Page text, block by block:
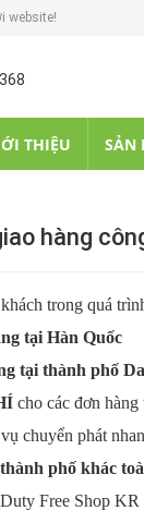
website!
THIỆU SẢN
hàng
trong quá
tại Hàn Quốc
tại thành phố
cho các đơn
chuyển phát
phố khác
Free Shop